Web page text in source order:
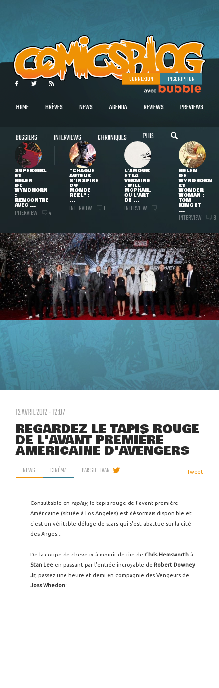
CONNEXION INSCRIPTION
HOME BRÈVES NEWS AGENDA REVIEWS PREVIEWS
DOSSIERS INTERVIEWS CHRONIQUES PLUS
SUPERGIRL
ET
HELEN
DE
WYNDHORN
:
RENCONTRE
AVEC ...
INTERVIEW 4
"CHAQUE
AUTEUR
S'INSPIRE
DU
MONDE
RÉEL" :
...
INTERVIEW 1
L'AMOUR
ET LA
VERMINE
: WILL
MCPHAIL,
OU L'ART
DE ...
INTERVIEW 1
HELEN
DE
WYNDHORN
ET
WONDER
WOMAN :
TOM
KING ET
...
INTERVIEW 3
12 AVRIL 2012 - 12:07
REGARDEZ LE TAPIS ROUGE
DE L'AVANT PREMIÈRE
AMÉRICAINE D'AVENGERS
NEWS CINÉMA PARSULLIVAN Tweet
Consultable en replay, le tapis rouge de l'avant-première
Américaine (située à Los Angeles) est désormais disponible et
c'est un véritable déluge de stars qui s'est abattue sur la cité
des Anges...
De la coupe de cheveux à mourir de rire de Chris Hemsworth à
Stan Lee en passant par l'entrée incroyable de Robert Downey
Jr, passez une heure et demi en compagnie des Vengeurs de
Joss Whedon :